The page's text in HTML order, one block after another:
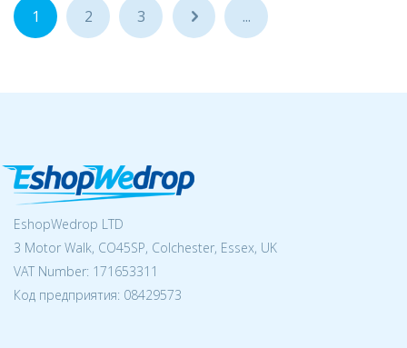
1 2 3 ... ...
EshopWedrop LTD
3 Motor Walk, CO45SP, Colchester, Essex, UK
VAT Number: 171653311
Код предприятия: 08429573